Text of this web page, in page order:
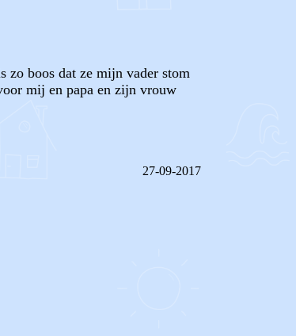
zo boos dat ze mijn vader stom
mij en papa en zijn vrouw
27-09-2017